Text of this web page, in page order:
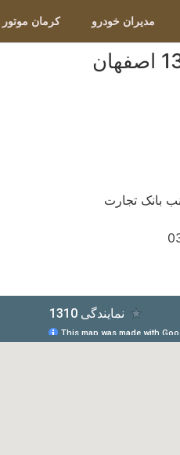
مدیران خودرو کرمان موتور
بانک تجارت